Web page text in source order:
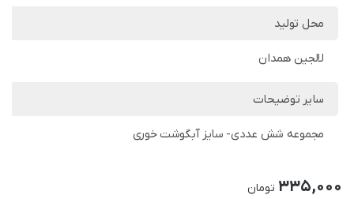
محل تولید
لالجین همدان
سایر توضیحات
مجموعه شش عددی- سایز آبگوشت خوری
335,000 تومان